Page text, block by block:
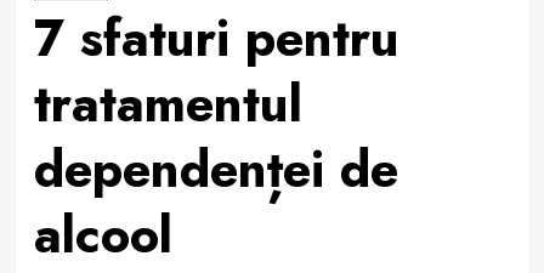
7 sfaturi pentru
tratamentul
dependenței de
alcool